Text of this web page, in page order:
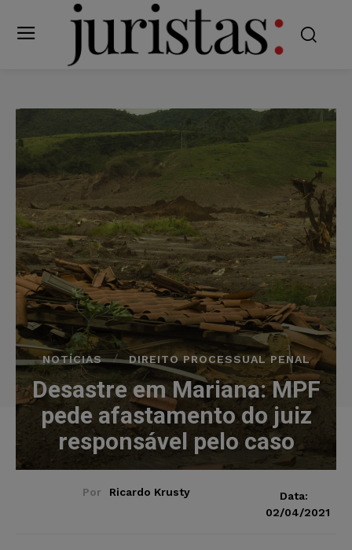
NOTÍCIAS DIREITO PROCESSUAL PENAL
Desastre em Mariana: MPF
pede afastamento do juiz
responsável pelo caso
Por Ricardo Krusty
Data:
02/04/2021